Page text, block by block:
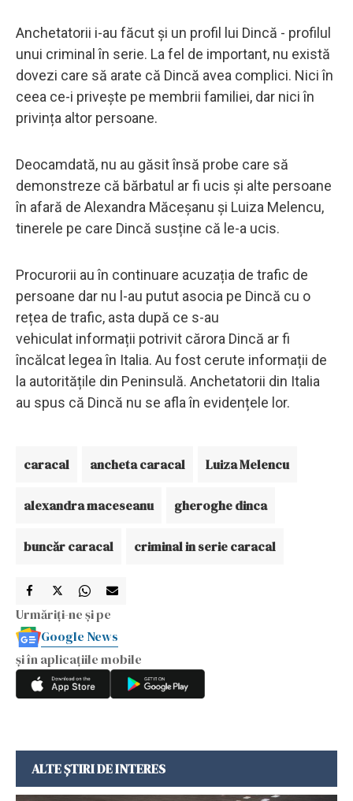
Anchetatorii i-au făcut și un profil lui Dincă - profilul
unui criminal în serie. La fel de important, nu există
dovezi care să arate că Dincă avea complici. Nici în
ceea ce-i privește pe membrii familiei, dar nici în
privința altor persoane.
Deocamdată, nu au găsit însă probe care să
demonstreze că bărbatul ar fi ucis și alte persoane
în afară de Alexandra Măceșanu și Luiza Melencu,
tinerele pe care Dincă susține că le-a ucis.
Procurorii au în continuare acuzația de trafic de
persoane dar nu l-au putut asocia pe Dincă cu o
rețea de trafic, asta după ce s-au
vehiculat informații potrivit cărora Dincă ar fi
încălcat legea în Italia. Au fost cerute informații de
la autoritățile din Peninsulă. Anchetatorii din Italia
au spus că Dincă nu se afla în evidențele lor.
caracal ancheta caracal Luiza Melencu
alexandra maceseanu gheroghe dinca
buncăr caracal criminal in serie caracal
Urmăriți-ne și pe
Google News
și în aplicațiile mobile
ALTE ȘTIRI DE INTERES